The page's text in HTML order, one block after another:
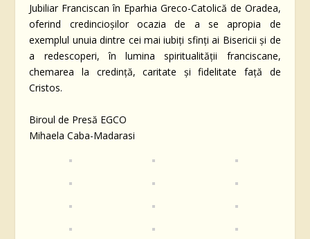
Jubiliar Franciscan în Eparhia Greco-Catolică de Oradea,
oferind credincioșilor ocazia de a se apropia de
exemplul unuia dintre cei mai iubiți sfinți ai Bisericii și de
a redescoperi, în lumina spiritualității franciscane,
chemarea la credință, caritate și fidelitate față de
Cristos.
Biroul de Presă EGCO
Mihaela Caba-Madarasi